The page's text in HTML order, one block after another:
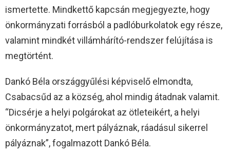
ismertette. Mindkettő kapcsán megjegyezte, hogy
önkormányzati forrásból a padlóburkolatok egy része,
valamint mindkét villámhárító-rendszer felújítása is
megtörtént.
Dankó Béla országgyűlési képviselő elmondta,
Csabacsűd az a község, ahol mindig átadnak valamit.
“Dicsérje a helyi polgárokat az ötleteikért, a helyi
önkormányzatot, mert pályáznak, ráadásul sikerrel
pályáznak”, fogalmazott Dankó Béla.